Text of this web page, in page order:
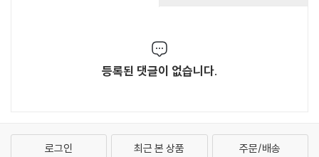
등록된 댓글이 없습니다.
로그인 최근 본 상품 주문/배송